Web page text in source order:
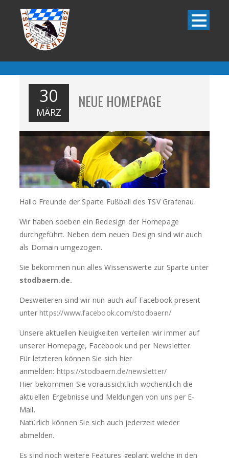
30
MÄRZ
NEUE HOMEPAGE
Hallo Freunde der Sparte Fußball des TSV Grafenau.
Wir haben soeben ein Redesign der Homepage
durchgeführt. Neben dem neuen Design sind wir auch
als Domain umgezogen.
Sie bekommen nun alles Wissenswerte zur Sparte unter
stodbaern.de.
Desweiteren sind wir nun auch auf Facebook present
unter https://www.facebook.com/stodbaern/
Unsere aktuellen Neuigkeiten verteilen wir immer auf
unserer Homepage, Facebook und per Newsletter.
Für letzteren können Sie sich hier
anmelden: https://stodbaern.de/newsletter/
Hier bekommen Sie voraussichtlich wöchentlich die
aktuellen Ergebnisse und Meldungen von uns per E-
Mail.
Natürlich können Sie sich auch jederzeit wieder
abmelden.
Es sind noch weitere Features geplant welche in den